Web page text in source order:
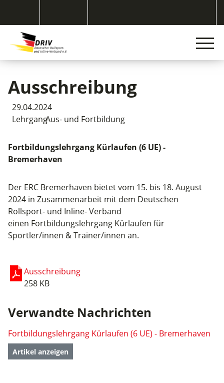
Ausschreibung
29.04.2024
LehrgangAus- und Fortbildung
Fortbildungslehrgang Kürlaufen (6 UE) -
Bremerhaven
Der ERC Bremerhaven bietet vom 15. bis 18. August
2024 in Zusammenarbeit mit dem Deutschen
Rollsport- und Inline- Verband
einen Fortbildungslehrgang Kürlaufen für
Sportler/innen & Trainer/innen an.
Ausschreibung
258 KB
Verwandte Nachrichten
Fortbildungslehrgang Kürlaufen (6 UE) - Bremerhaven
Artikel anzeigen